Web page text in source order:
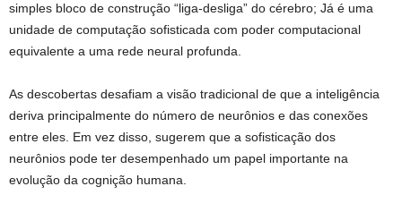
simples bloco de construção “liga-desliga” do cérebro; Já é uma
unidade de computação sofisticada com poder computacional
equivalente a uma rede neural profunda.
As descobertas desafiam a visão tradicional de que a inteligência
deriva principalmente do número de neurônios e das conexões
entre eles. Em vez disso, sugerem que a sofisticação dos
neurônios pode ter desempenhado um papel importante na
evolução da cognição humana.